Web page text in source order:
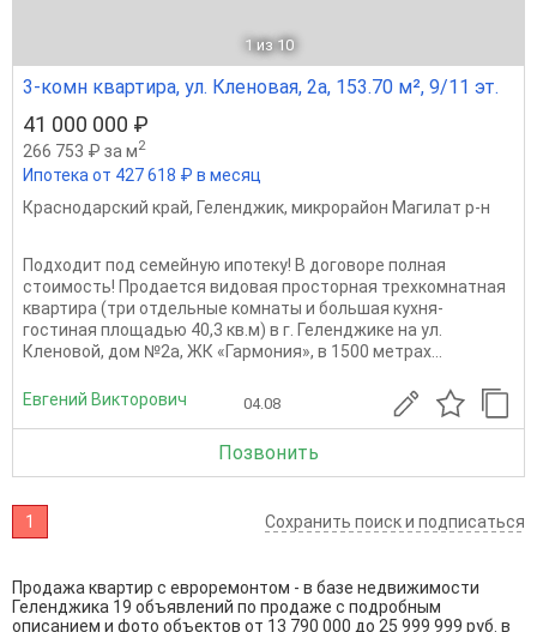
1 из 10
3-комн квартира, ул. Кленовая, 2а, 153.70 м², 9/11 эт.
41 000 000 ₽
266 753 ₽ за м2
Ипотека от 427 618 ₽ в месяц
Краснодарский край, Геленджик, микрорайон Магилат р-н
Подходит под семейную ипотеку! В договоре полная
стоимость! Продается видовая просторная трехкомнатная
квартира (три отдельные комнаты и большая кухня-
гостиная площадью 40,3 кв.м) в г. Геленджике на ул.
Кленовой, дом №2а, ЖК «Гармония», в 1500 метрах...
Евгений Викторович 04.08
Позвонить
1 Сохранить поиск и подписаться
Продажа квартир с евроремонтом - в базе недвижимости
Геленджика 19 объявлений по продаже с подробным
описанием и фото объектов от 13 790 000 до 25 999 999 руб. в